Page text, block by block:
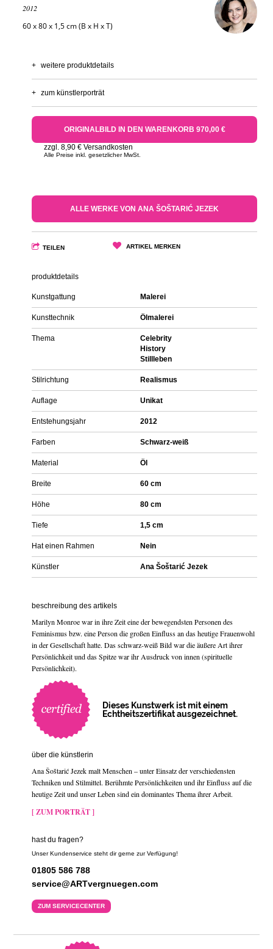
2012
60 x 80 x 1,5 cm (B x H x T)
+ weitere produktdetails
+ zum künstlerporträt
ORIGINALBILD IN DEN WARENKORB 970,00 €
zzgl. 8,90 € Versandkosten
Alle Preise inkl. gesetzlicher MwSt.
ALLE WERKE VON ANA ŠOŠTARIĆ JEZEK
TEILEN ARTIKEL MERKEN
produktdetails
Kunstgattung Malerei
Kunsttechnik Ölmalerei
Thema
Celebrity
History
Stillleben
Stilrichtung Realismus
Auflage Unikat
Entstehungsjahr 2012
Farben Schwarz-weiß
Material Öl
Breite 60 cm
Höhe 80 cm
Tiefe 1,5 cm
Hat einen Rahmen Nein
Künstler Ana Šoštarić Jezek
beschreibung des artikels
Marilyn Monroe war in ihre Zeit eine der bewegendsten Personen des
Feminismus bzw. eine Person die großen Einfluss an das heutige Frauenwohl
in der Gesellschaft hatte. Das schwarz-weiß Bild war die äußere Art ihrer
Persönlichkeit und das Spitze war ihr Ausdruck von innen (spirituelle
Persönlichkeit).
Dieses Kunstwerk ist mit einem
Echtheitszertifikat ausgezeichnet.
über die künstlerin
Ana Šoštarić Jezek malt Menschen – unter Einsatz der verschiedensten
Techniken und Stilmittel. Berühmte Persönlichkeiten und ihr Einfluss auf die
heutige Zeit und unser Leben sind ein dominantes Thema ihrer Arbeit.
[ ZUM PORTRÄT ]
hast du fragen?
Unser Kundenservice steht dir gerne zur Verfügung!
01805 586 788
service@ARTvergnuegen.com
ZUM SERVICECENTER